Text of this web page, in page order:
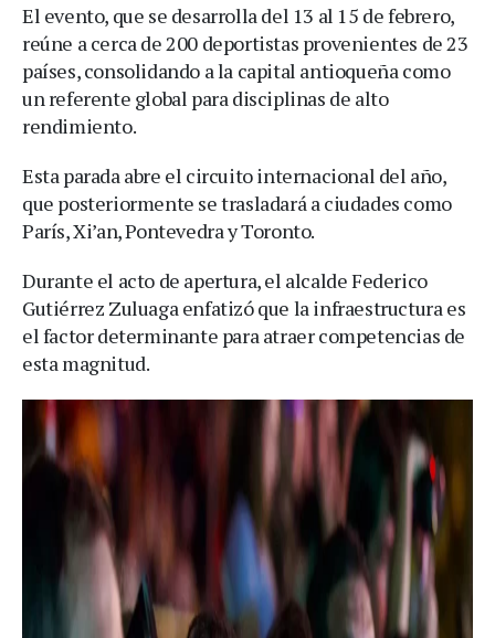
El evento, que se desarrolla del 13 al 15 de febrero,
reúne a cerca de 200 deportistas provenientes de 23
países, consolidando a la capital antioqueña como
un referente global para disciplinas de alto
rendimiento.
Esta parada abre el circuito internacional del año,
que posteriormente se trasladará a ciudades como
París, Xi’an, Pontevedra y Toronto.
Durante el acto de apertura, el alcalde Federico
Gutiérrez Zuluaga enfatizó que la infraestructura es
el factor determinante para atraer competencias de
esta magnitud.